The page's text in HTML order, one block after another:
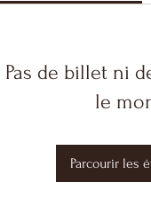
Pas de billet ni
le
Parcourir les